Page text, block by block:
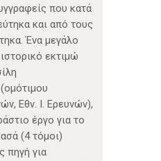
που κατά
και από τους
Ένα μεγάλο
εκτιμώ
Εθν. Ι. Ερευνών),
έργο για το
(4 τόμοι)
πηγή για